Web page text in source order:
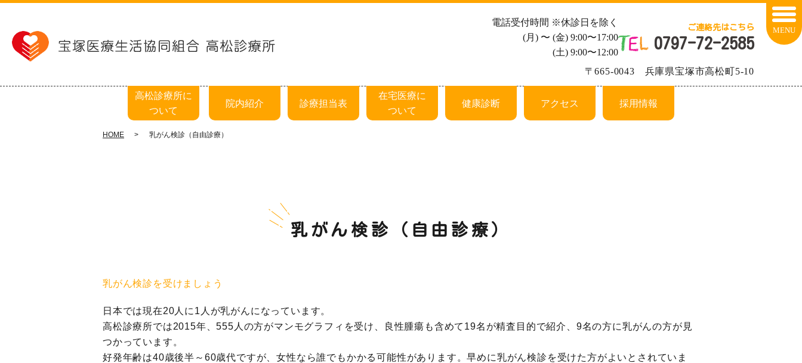
高松診療所に
ついて
院内紹介 診療担当表
在宅医療に
ついて
健康診断 アクセス 採用情報
電話受付時間 ※休診日を除く
(月) 〜 (金) 9:00〜17:00
(土) 9:00〜12:00
ご連絡先はこちら
0797-72-2585
〒665-0043 兵庫県宝塚市高松町5-10
MENU
HOME 乳がん検診（自由診療）
乳がん検診（自由診療）
乳がん検診を受けましょう
日本では現在20人に1人が乳がんになっています。
高松診療所では2015年、555人の方がマンモグラフィを受け、良性腫瘍も含めて19名が精査目的で紹介、9名の方に乳がんの方が見
つかっています。
好発年齢は40歳後半～60歳代ですが、女性なら誰でもかかる可能性があります。早めに乳がん検診を受けた方がよいとされていま